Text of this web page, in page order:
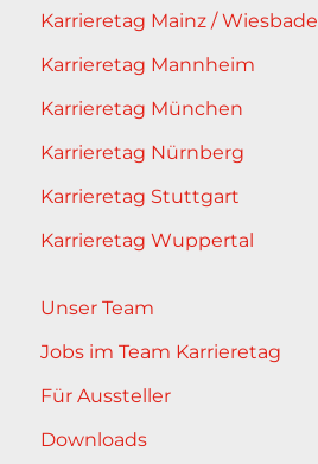
Karrieretag Mainz /
Karrieretag Mannheim
Karrieretag München
Karrieretag Nürnberg
Karrieretag Stuttgart
Karrieretag Wuppertal
Unser Team
Jobs im Team Karrieretag
Für Aussteller
Downloads